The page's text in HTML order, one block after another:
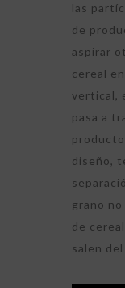
las
de
aspirar
cereal
vertical,
pasa a
diseño,
grano
de
salen